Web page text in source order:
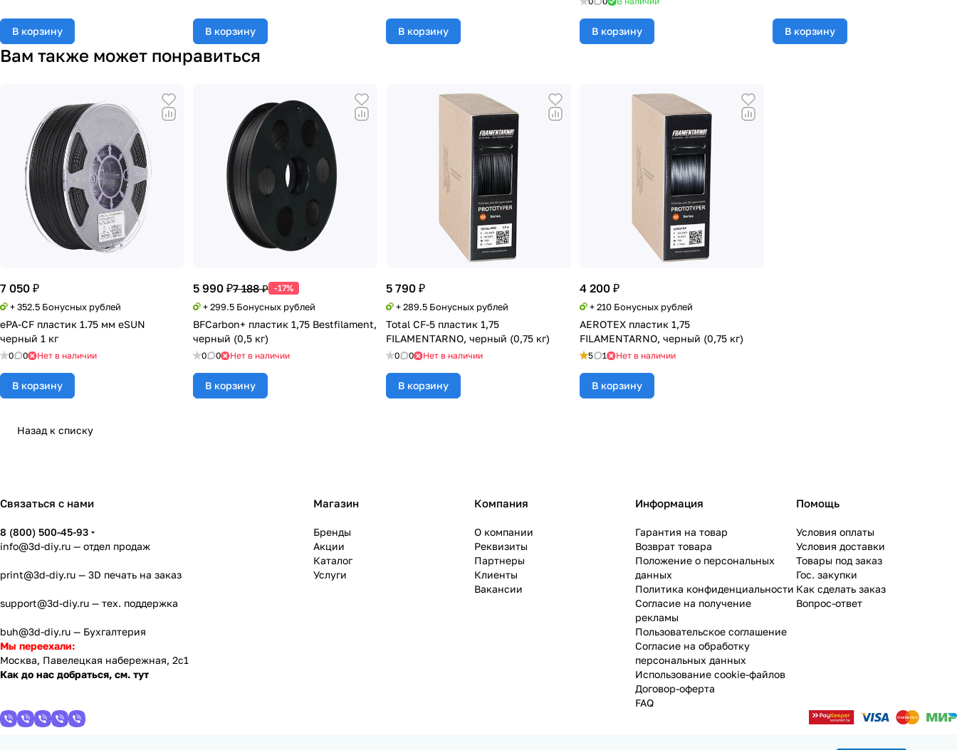
В корзину В корзину В корзину В корзину В корзину
Вам также может понравиться
7 050 ₽
+ 352.5 Бонусных рублей
ePA-CF пластик 1.75 мм eSUN
черный 1 кг
0 0 Нет в наличии
В корзину
5 990 ₽7 188 ₽ -17%
+ 299.5 Бонусных рублей
BFCarbon+ пластик 1,75 Bestfilament,
черный (0,5 кг)
0 0 Нет в наличии
В корзину
5 790 ₽
+ 289.5 Бонусных рублей
Total CF-5 пластик 1,75
FILAMENTARNO, черный (0,75 кг)
0 0 Нет в наличии
В корзину
4 200 ₽
+ 210 Бонусных рублей
AEROTEX пластик 1,75
FILAMENTARNO, черный (0,75 кг)
5 1 Нет в наличии
В корзину
Назад к списку
Связаться с нами
8 (800) 500-45-93
info@3d-diy.ru — отдел продаж
print@3d-diy.ru — 3D печать на заказ
support@3d-diy.ru — тех. поддержка
buh@3d-diy.ru — Бухгалтерия
Мы переехали:
Москва, Павелецкая набережная, 2с1
Как до нас добраться, см. тут
Магазин
Бренды
Акции
Каталог
Услуги
Компания
О компании
Реквизиты
Партнеры
Клиенты
Вакансии
Информация
Гарантия на товар
Возврат товара
Положение о персональных
данных
Политика конфиденциальности
Согласие на получение
рекламы
Пользовательское соглашение
Согласие на обработку
персональных данных
Использование cookie-файлов
Договор-оферта
FAQ
Помощь
Условия оплаты
Условия доставки
Товары под заказ
Гос. закупки
Как сделать заказ
Вопрос-ответ